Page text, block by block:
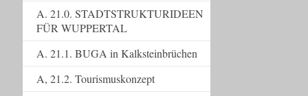
A. 21.0. STADTSTRUKTURIDEEN
FÜR WUPPERTAL
A. 21.1. BUGA in Kalksteinbrüchen
A, 21.2. Tourismuskonzept